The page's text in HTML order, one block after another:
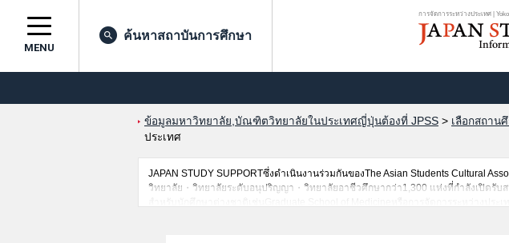
การจัดการระหว่างประเทศ |
MENU
ค้นหาสถาบันการศึกษา
ข้อมูลมหาวิทยาลัย,บัณฑิตวิทยาลัยในประเทศญี่ปุ่นต้องที่ JPSS > เลือกสถาน
ประเทศ
JAPAN STUDY SUPPORTซึ่งดำเนินงานร่วมกันของThe Asian Students Cultural
วิทยาลัย・วิทยาลัยระดับอนุปริญญา・วิทยาลัยอาชีวศึกษากว่า1,300 แห่งที่กำลังเปิดรับ
สำหรับนักศึกษาต่างชาติเช่นGraduate School of Medicineหรือการจัดการระหว่างปร